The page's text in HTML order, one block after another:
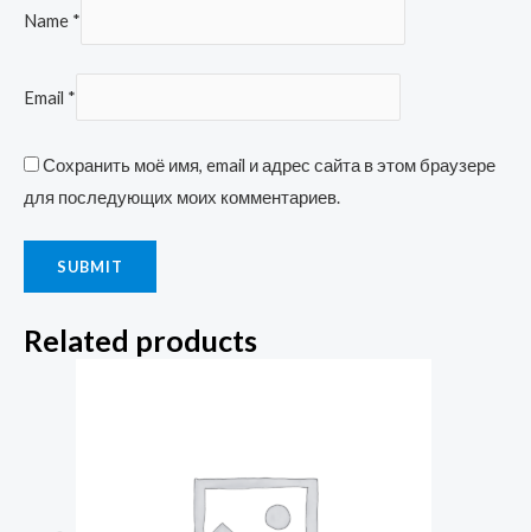
Name *
Email *
Сохранить моё имя, email и адрес сайта в этом браузере
для последующих моих комментариев.
Related products